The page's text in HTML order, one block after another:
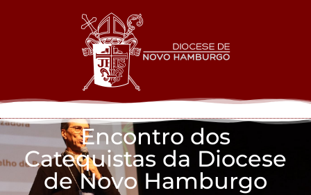
Encontro dos
Catequistas da Diocese
de Novo Hamburgo